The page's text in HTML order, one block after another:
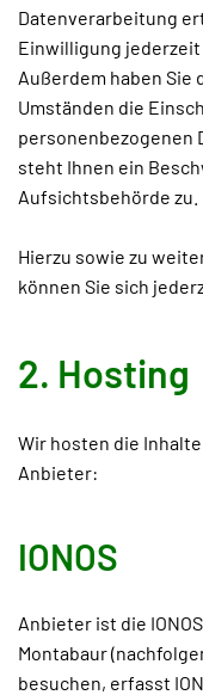
Datenverarbeitung
Einwilligung
Außerdem haben Sie
Umständen die
personenbezogenen
steht Ihnen ein
Aufsichtsbehörde zu.
Hierzu sowie zu
können Sie sich
2. Hosting
Wir hosten die
Anbieter:
IONOS
Anbieter ist die
Montabaur
besuchen, erfasst